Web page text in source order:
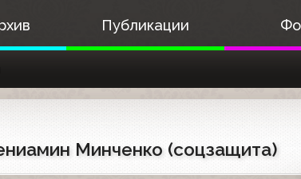
Публикации
Минченко (соцзащита)